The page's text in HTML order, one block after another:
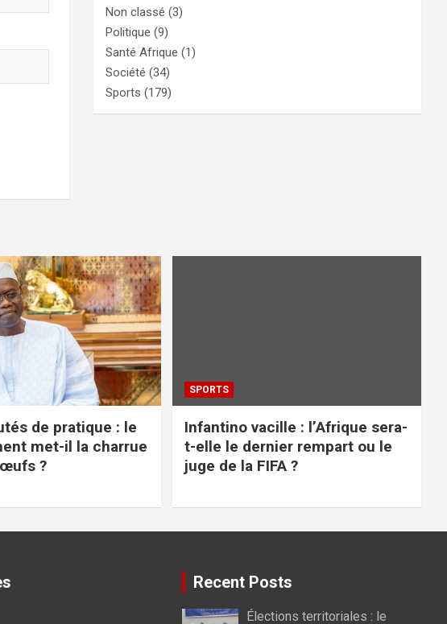
Non classé (3)
Politique (9)
Santé Afrique (1)
Société (34)
Sports (179)
de pratique : le
met-il la charrue
?
SPORTS
Infantino vacille : l’Afrique sera-
t-elle le dernier rempart ou le
juge de la FIFA ?
Recent Posts
Élections territoriales : le